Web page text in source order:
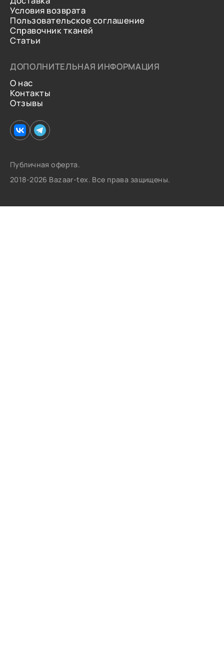
Условия возврата
Пользовательское соглашение
Справочник тканей
Статьи
ДОПОЛНИТЕЛЬНАЯ ИНФОРМАЦИЯ
О нас
Контакты
Отзывы
Публичная оферта.
2018-2026 Bazaar-tex. Все права защищены.